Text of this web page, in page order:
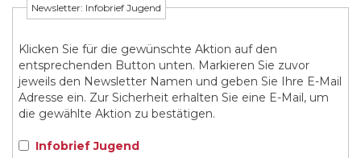
Newsletter: Infobrief Jugend
Klicken Sie für die gewünschte Aktion auf den
entsprechenden Button unten. Markieren Sie zuvor
jeweils den Newsletter Namen und geben Sie Ihre E-Mail
Adresse ein. Zur Sicherheit erhalten Sie eine E-Mail, um
die gewählte Aktion zu bestätigen.
Infobrief Jugend